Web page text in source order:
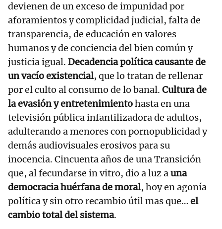
devienen de un exceso de impunidad por
aforamientos y complicidad judicial, falta de
transparencia, de educación en valores
humanos y de conciencia del bien común y
justicia igual. Decadencia política causante de
un vacío existencial, que lo tratan de rellenar
por el culto al consumo de lo banal. Cultura de
la evasión y entretenimientohasta en una
televisión pública infantilizadora de adultos,
adulterando a menores con pornopublicidad y
demás audiovisuales erosivos para su
inocencia. Cincuenta años de una Transición
que, al fecundarse in vitro, dio a luz auna
democracia huérfana de moral, hoy en agonía
política y sin otro recambio útil mas que… el
cambio total del sistema.